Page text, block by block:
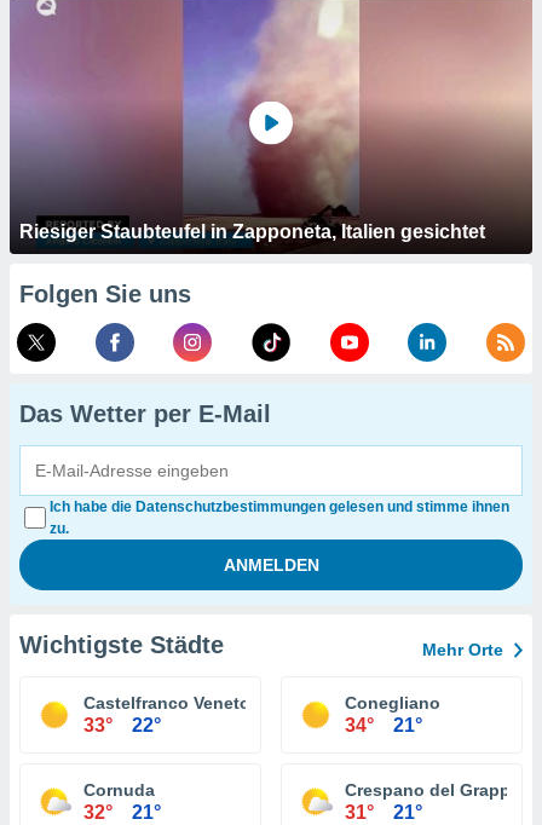
Riesiger Staubteufel in Zapponeta, Italien gesichtet
Folgen Sie uns
Das Wetter per E-Mail
Ich habe die Datenschutzbestimmungen gelesen und stimme ihnen
zu.
Wichtigste Städte Mehr Orte
Castelfranco Veneto
33° 22°
Conegliano
34° 21°
Cornuda
32° 21°
Crespano del Grappa
31° 21°